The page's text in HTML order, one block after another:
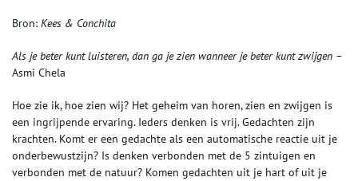
Bron: Kees & Conchita
Als je beter kunt luisteren, dan ga je zien wanneer je beter kunt zwijgen –
Asmi Chela
Hoe zie ik, hoe zien wij? Het geheim van horen, zien en zwijgen is
een ingrijpende ervaring. Ieders denken is vrij. Gedachten zijn
krachten. Komt er een gedachte als een automatische reactie uit je
onderbewustzijn? Is denken verbonden met de 5 zintuigen en
verbonden met de natuur? Komen gedachten uit je hart of uit je